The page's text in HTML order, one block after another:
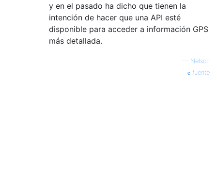
y en el pasado ha dicho que tienen la
intención de hacer que una API esté
disponible para acceder a información GPS
más detallada.
— Nelson
fuente